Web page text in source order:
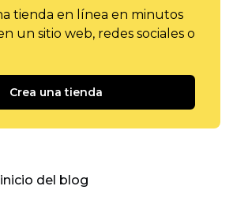
tienda en línea en minutos
un sitio web, redes sociales o
Crea una tienda
del blog